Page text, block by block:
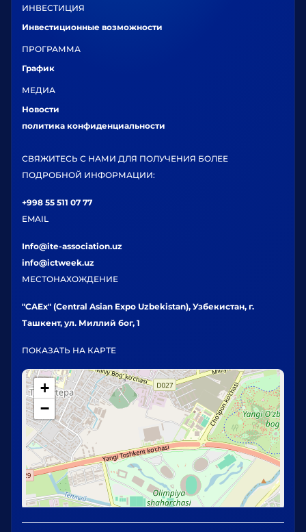
ИНВЕСТИЦИЯ
Инвестиционные возможности
ПРОГРАММА
График
МЕДИА
Новости
политика конфиденциальности
СВЯЖИТЕСЬ С НАМИ ДЛЯ ПОЛУЧЕНИЯ БОЛЕЕ
ПОДРОБНОЙ ИНФОРМАЦИИ:
+998 55 511 07 77
EMAIL
Info@ite-association.uz
info@ictweek.uz
МЕСТОНАХОЖДЕНИЕ
"CAEx" (Central Asian Expo Uzbekistan), Узбекистан, г.
Ташкент, ул. Миллий бог, 1
ПОКАЗАТЬ НА КАРТЕ
+
−